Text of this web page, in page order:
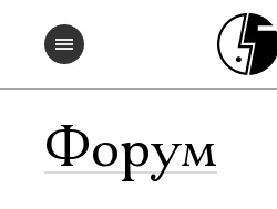
Форум